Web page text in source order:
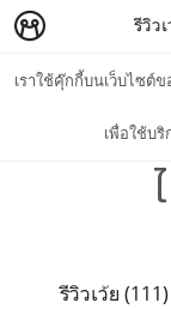
เราใช้คุ๊กกี้บนเว็บไซต์
เพื่อใช้บริ
รีวิว
YOUR
รีวิวเว้ย (111)